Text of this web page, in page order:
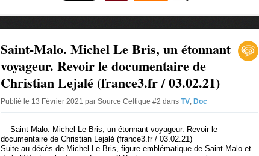
Saint-Malo. Michel Le Bris, un étonnant
voyageur. Revoir le documentaire de
Christian Lejalé (france3.fr / 03.02.21)
Publié le 13 Février 2021 par Source Celtique #2 dans TV, Doc
Suite au décès de Michel Le Bris, figure emblématique de Saint-Malo et